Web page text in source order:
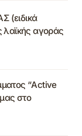
(ειδικά
λαϊκής αγοράς
“Active
στο